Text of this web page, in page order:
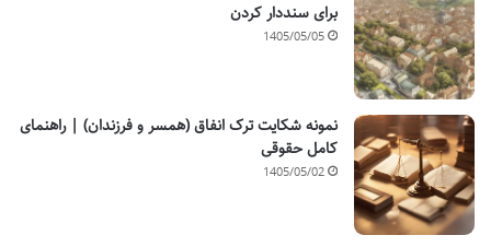
برای سنددار کردن
1405/05/05
نمونه شکایت ترک انفاق (همسر و فرزندان) | راهنمای
کامل حقوقی
1405/05/02